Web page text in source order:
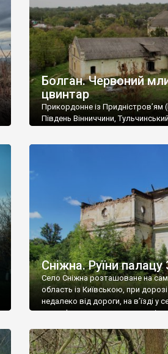
Болган. Червоний
цвинтар
Прикордонне із
Південь Вінниччини,
старовинний цвинтар із
збереглися, написані
мовою. За всіма традиційними
український. Хрести датуються
роках Болган […]
Сніжна. Руїни палацу
Село Сніжна розташоване на
область із Київською, при
недалеко від дороги, на в’їзді у
рельєфне пано, яке показує
дороги їх не видно, але видно дві
[…]